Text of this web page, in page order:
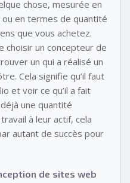
chose, mesurée en
en termes de quantité
que vous achetez.
choisir un concepteur de
un qui a réalisé un
Cela signifie qu’il faut
et voir ce qu’il a fait
une quantité
à leur actif, cela
autant de succès pour
de sites web